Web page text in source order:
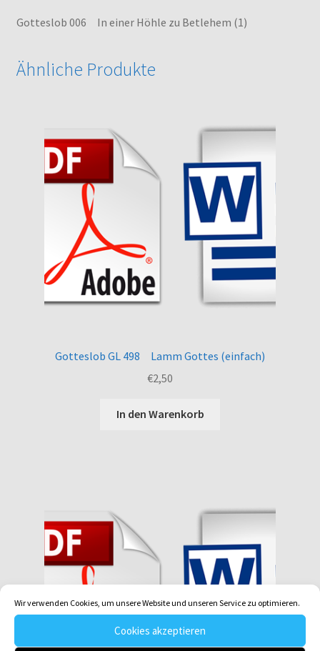
Wir verwenden Cookies, um unsere Website und unseren Service zu optimieren.
Cookies akzeptieren
Gotteslob 006 In einer Höhle zu Betlehem (1)
Ähnliche Produkte
Gotteslob GL 498 Lamm Gottes (einfach)
€2,50
In den Warenkorb